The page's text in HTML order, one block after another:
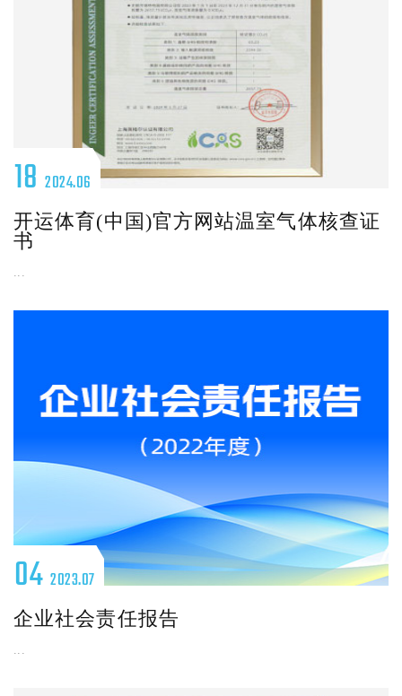
18 2024.06
开运体育(中国)官方网站温室气体核查证
书
...
04 2023.07
企业社会责任报告
...